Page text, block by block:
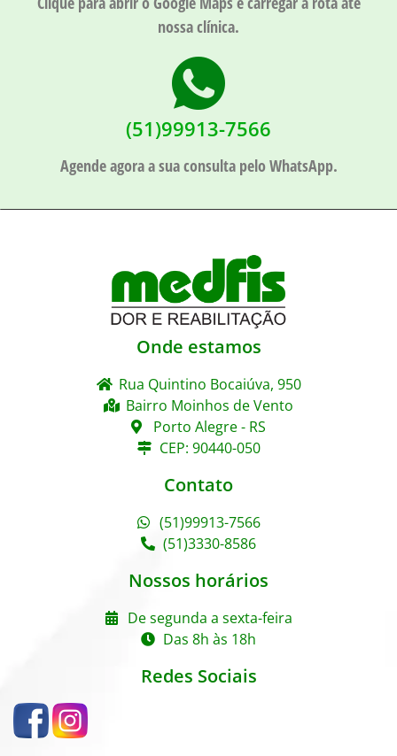
nossa clínica.
(51)99913-7566
Agende agora a sua consulta pelo WhatsApp.
Onde estamos
Rua Quintino Bocaiúva, 950
Bairro Moinhos de Vento
Porto Alegre - RS
CEP: 90440-050
Contato
(51)99913-7566
(51)3330-8586
Nossos horários
De segunda a sexta-feira
Das 8h às 18h
Redes Sociais